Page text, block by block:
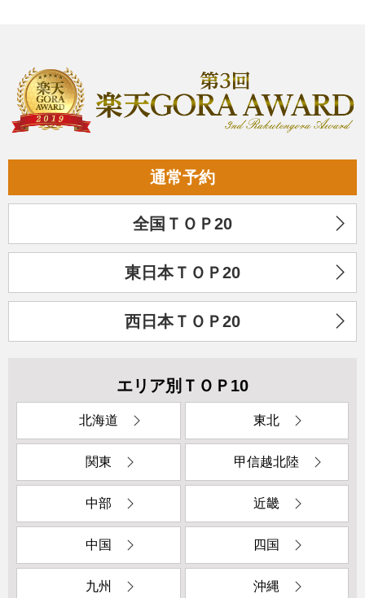
通常予約
全国ＴＯＰ20
東日本ＴＯＰ20
西日本ＴＯＰ20
エリア別ＴＯＰ10
北海道 東北
関東 甲信越北陸
中部 近畿
中国 四国
九州 沖縄